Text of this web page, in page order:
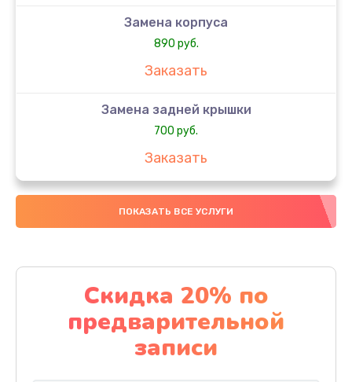
Замена корпуса
890 руб.
Заказать
Замена задней крышки
700 руб.
Заказать
Комплексная чистка
900 руб.
Замена стекла
1100 руб.
Заказать
ПОКАЗАТЬ ВСЕ УСЛУГИ
Скидка 20% по
предварительной
записи